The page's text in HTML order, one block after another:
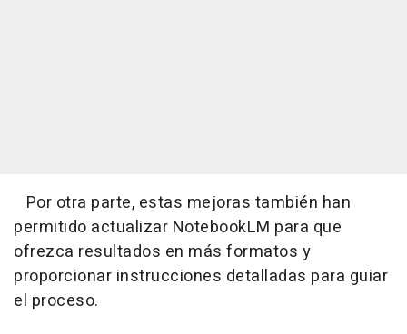
Por otra parte, estas mejoras también han
permitido actualizar NotebookLM para que
ofrezca resultados en más formatos y
proporcionar instrucciones detalladas para guiar
el proceso.